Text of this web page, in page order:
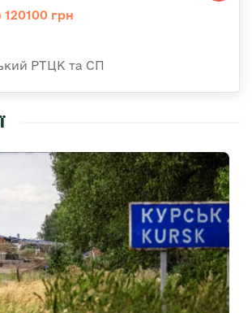
120100 грн
РТЦК та СП